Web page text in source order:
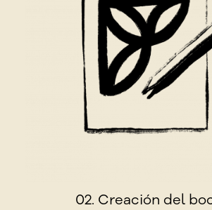
02. Creación del